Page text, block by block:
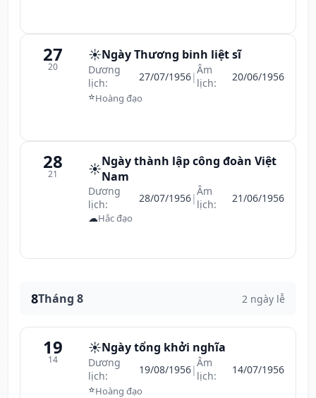
27
20
☀️Ngày Thương binh liệt sĩ
Dương
lịch:
27/07/1956|Âm
lịch:
20/06/1956
⭐Hoàng đạo
28
21 ☀️Ngày thành lập công đoàn Việt
Nam
Dương
lịch:
28/07/1956|Âm
lịch:
21/06/1956
☁Hắc đạo
8Tháng 8 2 ngày lễ
19
14
☀️Ngày tổng khởi nghĩa
Dương
lịch:
19/08/1956|Âm
lịch:
14/07/1956
⭐Hoàng đạo